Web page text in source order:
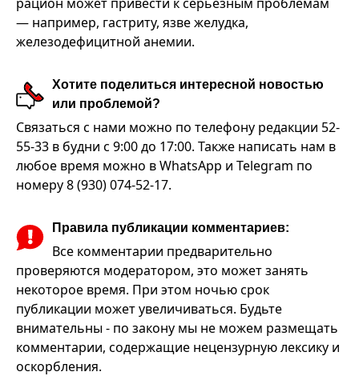
— например, гастриту, язве желудка,
железодефицитной анемии.
Хотите поделиться интересной новостью
или проблемой?
Связаться с нами можно по телефону редакции 52-
55-33 в будни с 9:00 до 17:00. Также написать нам в
любое время можно в WhatsApp и Telegram по
номеру 8 (930) 074-52-17.
Правила публикации комментариев:
Все комментарии предварительно
проверяются модератором, это может занять
некоторое время. При этом ночью срок
публикации может увеличиваться. Будьте
внимательны - по закону мы не можем размещать
комментарии, содержащие нецензурную лексику и
оскорбления.